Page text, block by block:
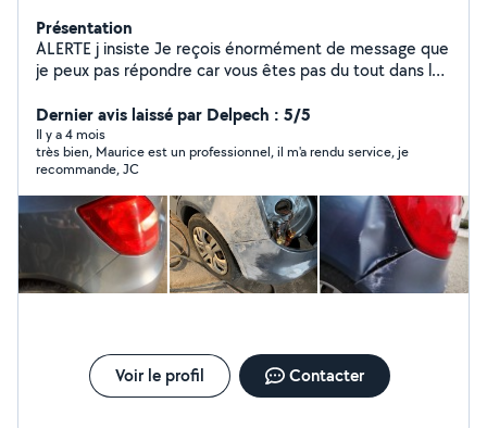
Présentation
ALERTE j insiste Je reçois énormément de message que
je peux pas répondre car vous êtes pas du tout dans la
juste pas normal car je réponds à tous le monde sans
exception. Merci Ou bien Zéro6-dix9 -dix7-quarante-
zero9
Dernier avis laissé par Delpech : 5/5
Il y a 4 mois
très bien, Maurice est un professionnel, il m'a rendu service, je
recommande, JC
Voir le profil Contacter